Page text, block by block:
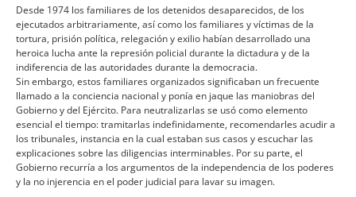
Desde 1974 los familiares de los detenidos desaparecidos, de los
ejecutados arbitrariamente, así­ como los familiares y ví­ctimas de la
tortura, prisión polí­tica, relegación y exilio habí­an desarrollado una
heroica lucha ante la represión policial durante la dictadura y de la
indiferencia de las autoridades durante la democracia.
Sin embargo, estos familiares organizados significaban un frecuente
llamado a la conciencia nacional y poní­a en jaque las maniobras del
Gobierno y del Ejército. Para neutralizarlas se usó como elemento
esencial el tiempo: tramitarlas indefinidamente, recomendarles acudir a
los tribunales, instancia en la cual estaban sus casos y escuchar las
explicaciones sobre las diligencias interminables. Por su parte, el
Gobierno recurrí­a a los argumentos de la independencia de los poderes
y la no injerencia en el poder judicial para lavar su imagen.